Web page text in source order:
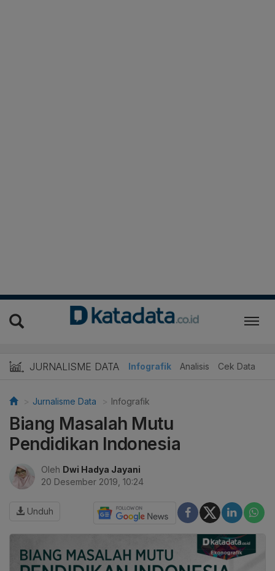
JURNALISME DATA Infografik Analisis Cek Data
Jurnalisme Data Infografik
Biang Masalah Mutu
Pendidikan Indonesia
Oleh Dwi Hadya Jayani
20 Desember 2019, 10:24
Unduh